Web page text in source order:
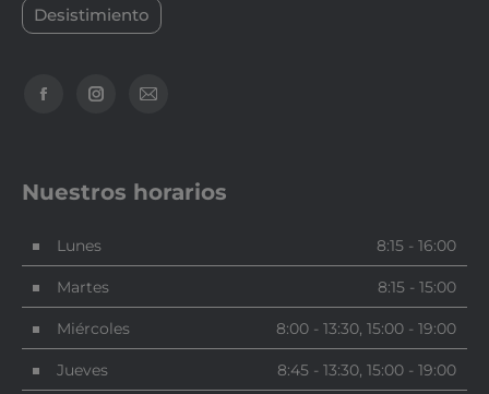
Desistimiento
Encuéntranos en:
Nuestros horarios
Lunes 8:15 - 16:00
Martes 8:15 - 15:00
Miércoles 8:00 - 13:30, 15:00 - 19:00
Jueves 8:45 - 13:30, 15:00 - 19:00